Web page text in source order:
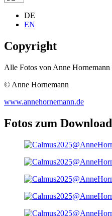
DE
EN
Copyright
Alle Fotos von Anne Hornemann
© Anne Hornemann
www.annehornemann.de
Fotos zum Download